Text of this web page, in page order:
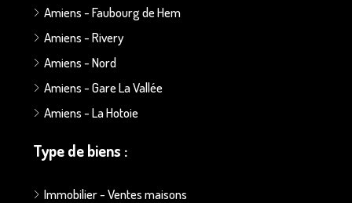
Amiens - Faubourg de Hem
Amiens - Rivery
Amiens - Nord
Amiens - Gare La Vallée
Amiens - La Hotoie
Type de biens :
Immobilier - Ventes maisons